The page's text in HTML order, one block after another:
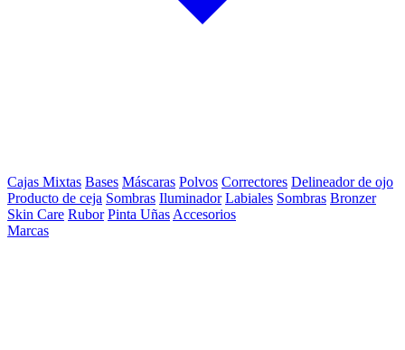
Cajas Mixtas Bases Máscaras Polvos Correctores Delineador de ojo
Producto de ceja Sombras Iluminador Labiales Sombras Bronzer
Skin Care Rubor Pinta Uñas Accesorios
Marcas